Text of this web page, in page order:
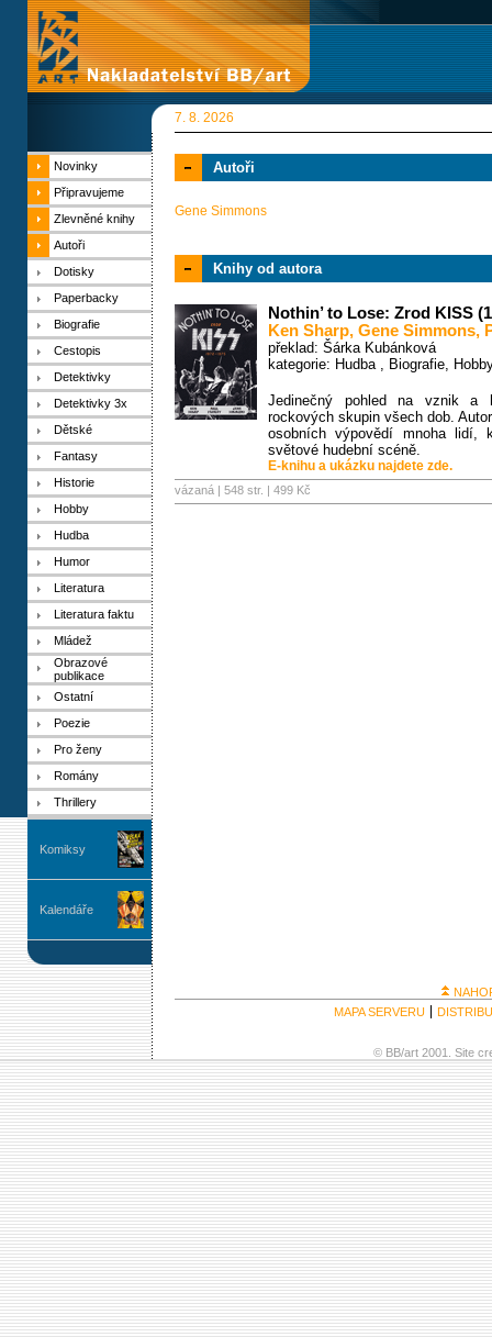
7. 8. 2026
Novinky
Připravujeme
Zlevněné knihy
Autoři
Dotisky
Paperbacky
Biografie
Cestopis
Detektivky
Detektivky 3x
Dětské
Fantasy
Historie
Hobby
Hudba
Humor
Literatura
Literatura faktu
Mládež
Obrazové
publikace
Ostatní
Poezie
Pro ženy
Romány
Thrillery
Komiksy
Kalendáře
Autoři
Gene Simmons
Knihy od autora
Nothin’ to Lose: Zrod KISS
Ken Sharp, Gene Simmons,
překlad: Šárka Kubánková
kategorie: Hudba , Biografie,
Jedinečný pohled na vznik a
rockových skupin všech dob.
osobních výpovědí mnoha lidí,
světové hudební scéně.
E-knihu a ukázku najdete zde.
vázaná | 548 str. | 499 Kč
MAPA SERVERU
© BB/art 2001. Site